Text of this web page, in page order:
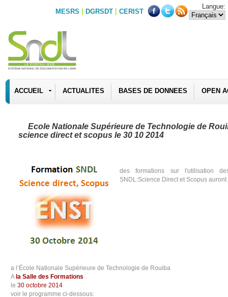
MESRS | DGRSDT | CERIST
Langue:
ACCUEIL ACTUALITES BASES DE DONNEES OPEN
Ecole Nationale Supérieure de Technologie de
science direct et scopus le 30 10 2014
des formations sur l'utilisation
SNDL:Science Direct et Scopus auront
a l’École Nationale Supérieure de Technologie de Rouiba
A la Salle des Formations
le 30 octobre 2014
voir le programme ci-dessous: